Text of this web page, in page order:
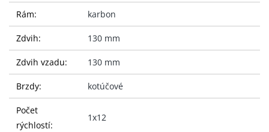
Rám: karbon
Zdvih: 130 mm
Zdvih vzadu: 130 mm
Brzdy: kotúčové
Počet
rýchlostí:
1x12